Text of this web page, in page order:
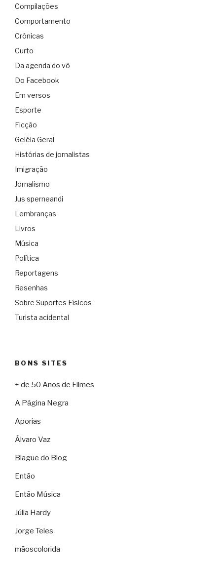
Compilações
Comportamento
Crônicas
Curto
Da agenda do vô
Do Facebook
Em versos
Esporte
Ficção
Geléia Geral
Histórias de jornalistas
Imigração
Jornalismo
Jus sperneandi
Lembranças
Livros
Música
Política
Reportagens
Resenhas
Sobre Suportes Físicos
Turista acidental
BONS SITES
+ de 50 Anos de Filmes
A Página Negra
Aporias
Álvaro Vaz
Blague do Blog
Então
Então Música
Júlia Hardy
Jorge Teles
mãoscolorida